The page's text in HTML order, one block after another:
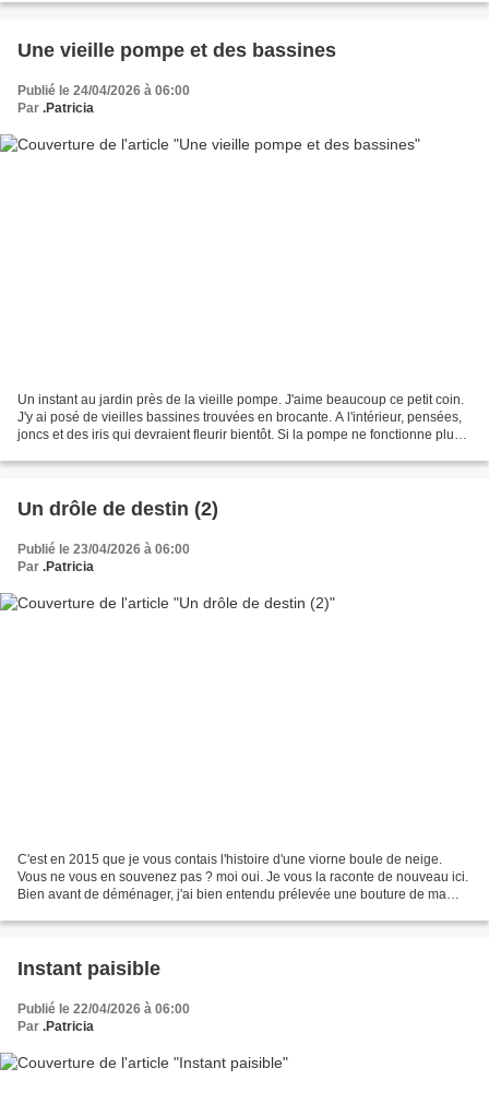
Une vieille pompe et des bassines
Publié le 24/04/2026 à 06:00
Par .Patricia
Un instant au jardin près de la vieille pompe. J'aime beaucoup ce petit coin.
J'y ai posé de vieilles bassines trouvées en brocante. A l'intérieur, pensées,
joncs et des iris qui devraient fleurir bientôt. Si la pompe ne fonctionne plus
Un drôle de destin (2)
Publié le 23/04/2026 à 06:00
Par .Patricia
C'est en 2015 que je vous contais l'histoire d'une viorne boule de neige.
Vous ne vous en souvenez pas ? moi oui. Je vous la raconte de nouveau ici.
Bien avant de déménager, j'ai bien entendu prélevée une bouture de ma
Instant paisible
Publié le 22/04/2026 à 06:00
Par .Patricia